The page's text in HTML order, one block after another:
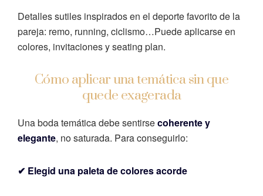
Detalles sutiles inspirados en el deporte favorito de la
pareja: remo, running, ciclismo…Puede aplicarse en
colores, invitaciones y seating plan.
Cómo aplicar una temática sin que
quede exagerada
Una boda temática debe sentirsecoherente y
elegante, no saturada. Para conseguirlo:
✔ Elegid una paleta de colores acorde